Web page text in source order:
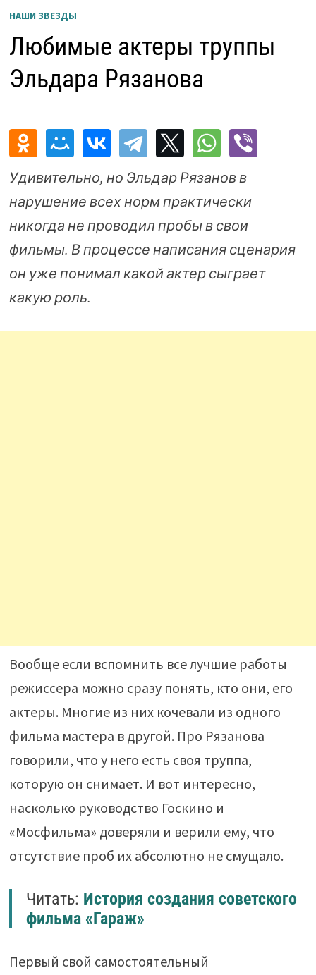
НАШИ ЗВЕЗДЫ
Любимые актеры труппы
Эльдара Рязанова
Удивительно, но Эльдар Рязанов в
нарушение всех норм практически
никогда не проводил пробы в свои
фильмы. В процессе написания сценария
он уже понимал какой актер сыграет
какую роль.
Вообще если вспомнить все лучшие работы
режиссера можно сразу понять, кто они, его
актеры. Многие из них кочевали из одного
фильма мастера в другой. Про Рязанова
говорили, что у него есть своя труппа,
которую он снимает. И вот интересно,
насколько руководство Госкино и
«Мосфильма» доверяли и верили ему, что
отсутствие проб их абсолютно не смущало.
Читать: История создания советского
фильма «Гараж»
Первый свой самостоятельный